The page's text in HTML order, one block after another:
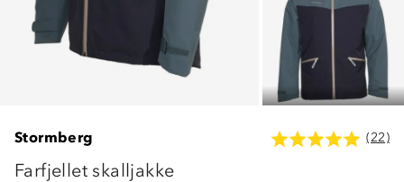
Stormberg (22)
Farfjellet skalljakke